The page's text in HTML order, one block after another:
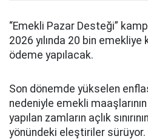
“Emekli Pazar Desteği”
2026 yılında 20 bin emekliye
ödeme yapılacak.
Son dönemde yükselen
nedeniyle emekli
yapılan zamların açlık
yönündeki eleştiriler